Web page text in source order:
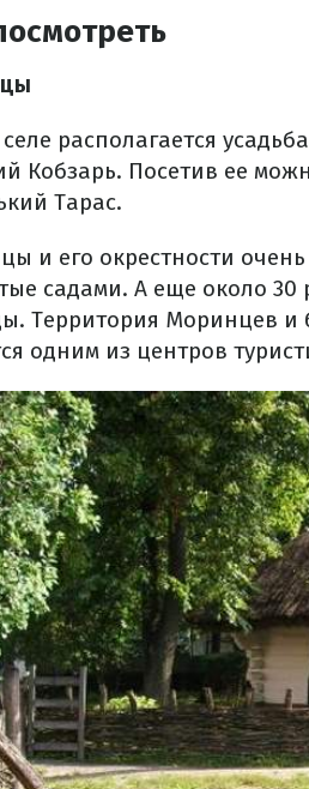
располагается
Кобзарь. Посетив ее
Тарас.
и его окрестности
садами. А еще около
Территория Моринцев
одним из центров